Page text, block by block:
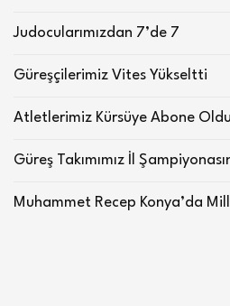
Judocularımızdan 7’de 7
Güreşçilerimiz Vites Yükseltti
Atletlerimiz Kürsüye Abone Oldu
Güreş Takımımız İl
Muhammet Recep Konya’da